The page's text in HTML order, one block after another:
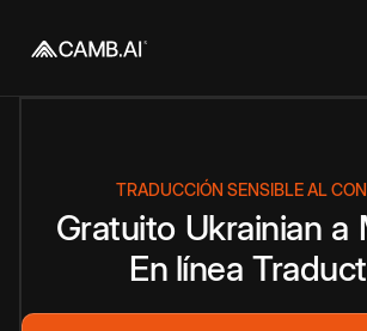
TRADUCCIÓN SENSIBLE AL
Gratuito Ukrainian a
En línea